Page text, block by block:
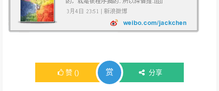
赞 () 赏 分享